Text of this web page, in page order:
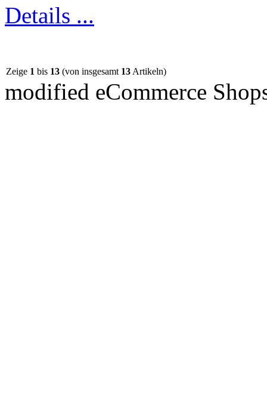
Details ...
Zeige 1 bis 13 (von insgesamt 13 Artikeln)
modified eCommerce